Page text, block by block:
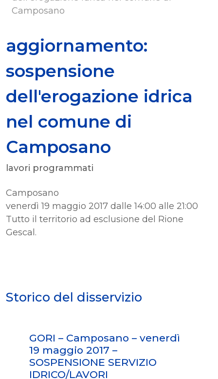
Camposano
aggiornamento:
sospensione
dell'erogazione idrica
nel comune di
Camposano
lavori programmati
Camposano
venerdì 19 maggio 2017 dalle 14:00 alle 21:00
Tutto il territorio ad esclusione del Rione
Gescal.
Storico del disservizio
GORI – Camposano – venerdì
19 maggio 2017 –
SOSPENSIONE SERVIZIO
IDRICO/LAVORI